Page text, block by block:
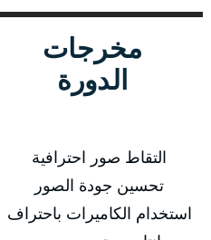
مخرجات
الدورة
التقاط صور احترافية
تحسين جودة الصور
استخدام الكاميرات باحتراف